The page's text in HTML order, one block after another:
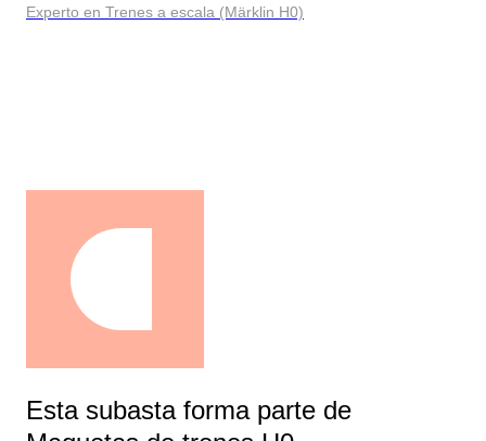
Experto en Trenes a escala (Märklin H0)
Esta subasta forma parte de